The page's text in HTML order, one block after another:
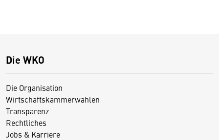
Die WKO
Die Organisation
Wirtschaftskammerwahlen
Transparenz
Rechtliches
Jobs & Karriere